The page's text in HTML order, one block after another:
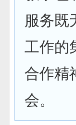
服务既
工作的
合作精
会。